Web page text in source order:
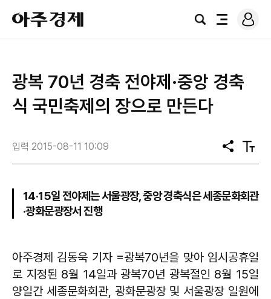
아
주
경
검
전
로
그
광복 70년 경축 전야제·중앙 경축
식 국민축제의 장으로 만든다
입력 2015-08-11 10:09
공
유
텍
스
기
14·15일 전야제는 서울광장, 중앙 경축식은 세종문화회관
·광화문광장서 진행
아주경제 김동욱 기자 =광복70년을 맞아 임시공휴일
로 지정된 8월 14일과 광복70년 광복절인 8월 15일
양일간 세종문화회관, 광화문광장 및 서울광장 일원에